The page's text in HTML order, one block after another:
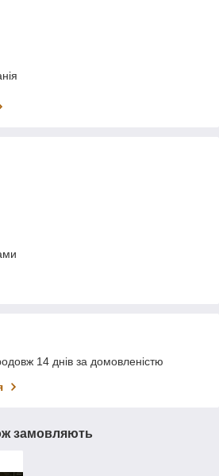
14 днів за домовленістю
замовляють